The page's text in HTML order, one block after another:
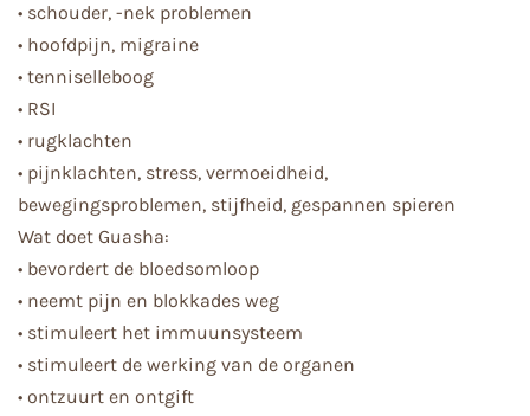
• schouder, -nek problemen
• hoofdpijn, migraine
• tenniselleboog
• RSI
• rugklachten
• pijnklachten, stress, vermoeidheid,
bewegingsproblemen, stijfheid, gespannen spieren
Wat doet Guasha:
• bevordert de bloedsomloop
• neemt pijn en blokkades weg
• stimuleert het immuunsysteem
• stimuleert de werking van de organen
• ontzuurt en ontgift